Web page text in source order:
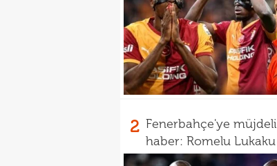
2 Fenerbahçe'ye müjdeli
haber: Romelu Lukaku